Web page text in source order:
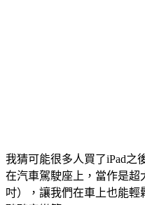
我猜可能很多人買了iPad之
在汽車駕駛座上，當作是超
吋），讓我們在車上也能